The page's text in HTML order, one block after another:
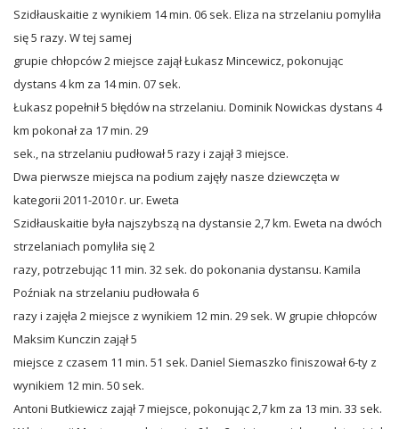
Szidłauskaitie z wynikiem 14 min. 06 sek. Eliza na strzelaniu pomyliła
się 5 razy. W tej samej
grupie chłopców 2 miejsce zajął Łukasz Mincewicz, pokonując
dystans 4 km za 14 min. 07 sek.
Łukasz popełnił 5 błędów na strzelaniu. Dominik Nowickas dystans 4
km pokonał za 17 min. 29
sek., na strzelaniu pudłował 5 razy i zajął 3 miejsce.
Dwa pierwsze miejsca na podium zajęły nasze dziewczęta w
kategorii 2011-2010 r. ur. Eweta
Szidłauskaitie była najszybszą na dystansie 2,7 km. Eweta na dwóch
strzelaniach pomyliła się 2
razy, potrzebując 11 min. 32 sek. do pokonania dystansu. Kamila
Poźniak na strzelaniu pudłowała 6
razy i zajęła 2 miejsce z wynikiem 12 min. 29 sek. W grupie chłopców
Maksim Kunczin zajął 5
miejsce z czasem 11 min. 51 sek. Daniel Siemaszko finiszował 6-ty z
wynikiem 12 min. 50 sek.
Antoni Butkiewicz zajął 7 miejsce, pokonując 2,7 km za 13 min. 33 sek.